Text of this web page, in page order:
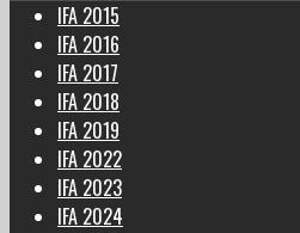
IFA 2015
IFA 2016
IFA 2017
IFA 2018
IFA 2019
IFA 2022
IFA 2023
IFA 2024